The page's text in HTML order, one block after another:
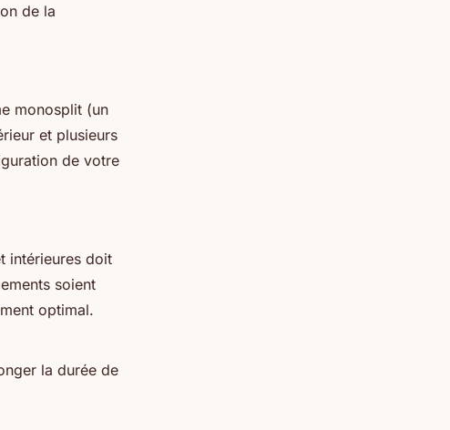
de la
monosplit (un
et plusieurs
de votre
intérieures doit
soient
optimal.
la durée de